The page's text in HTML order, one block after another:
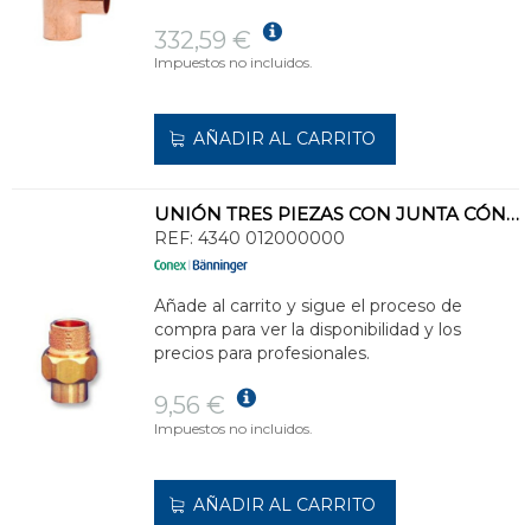
332,59 €
Impuestos no incluidos.
AÑADIR AL CARRITO
UNIÓN TRES PIEZAS CON JUNTA CÓNICA HH 12
REF: 4340 012000000
Añade al carrito y sigue el proceso de
compra para ver la disponibilidad y los
precios para profesionales.
9,56 €
Impuestos no incluidos.
AÑADIR AL CARRITO